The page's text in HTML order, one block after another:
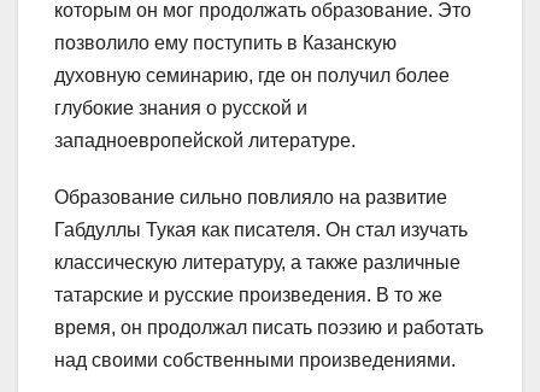
которым он мог продолжать образование. Это
позволило ему поступить в Казанскую
духовную семинарию, где он получил более
глубокие знания о русской и
западноевропейской литературе.
Образование сильно повлияло на развитие
Габдуллы Тукая как писателя. Он стал изучать
классическую литературу, а также различные
татарские и русские произведения. В то же
время, он продолжал писать поэзию и работать
над своими собственными произведениями.